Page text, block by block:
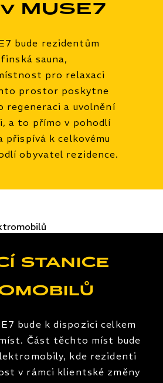
MUSE7
bude rezidentům
sauna,
pro relaxaci
prostor poskytne
regeneraci a uvolnění
a to přímo v pohodlí
přispívá k celkovému
obyvatel rezidence.
stanice
bude k dispozici celkem
Část těchto míst bude
kde rezidenti
v rámci klientské změny